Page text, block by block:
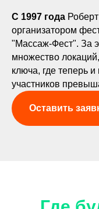
С 1997 года
организатором
"Массаж-Фест". За
множество
ключа, где теперь
участников
Оставить